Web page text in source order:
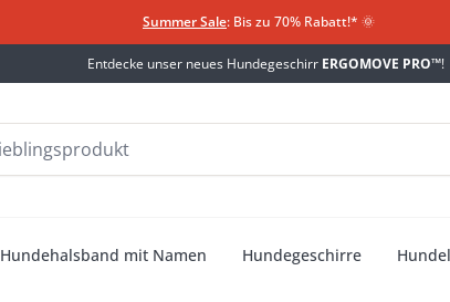
Summer Sale: Bis zu 70% Rabatt!* 🌞
Entdecke unser neues Hundegeschirr ERGOMOVE PRO™!
Hundehalsband mit Namen Hundegeschirre